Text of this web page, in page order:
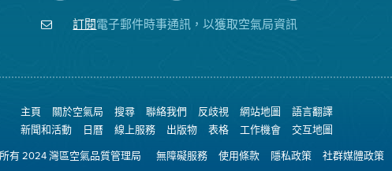
的
道
訂閱電子郵件時事通訊，以獲取空氣局資訊
主頁 關於空氣局 搜尋 聯絡我們 反歧視 網站地圖
語言翻譯
新聞和活動
日曆 線上服務 出版物 表格 工作機會
交互地圖
有 2024 灣區空氣品質管理局
無障礙服務 使用條款 隱私政策 社群媒體政策